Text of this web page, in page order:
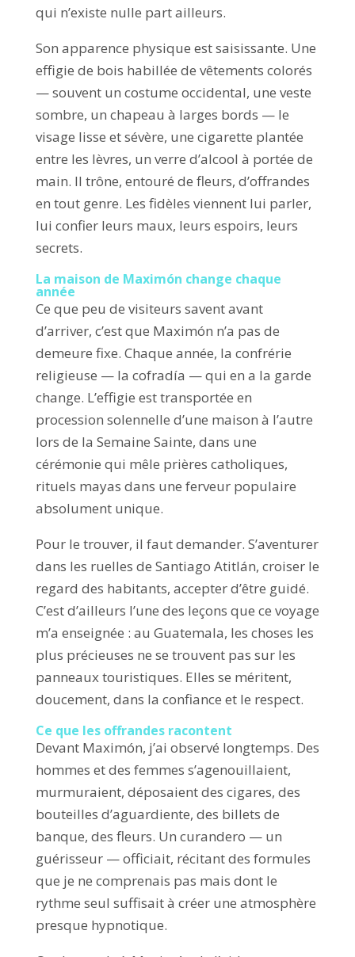
qui n’existe nulle part ailleurs.
Son apparence physique est saisissante. Une
effigie de bois habillée de vêtements colorés
— souvent un costume occidental, une veste
sombre, un chapeau à larges bords — le
visage lisse et sévère, une cigarette plantée
entre les lèvres, un verre d’alcool à portée de
main. Il trône, entouré de fleurs, d’offrandes
en tout genre. Les fidèles viennent lui parler,
lui confier leurs maux, leurs espoirs, leurs
secrets.
La maison de Maximón change chaque
année
Ce que peu de visiteurs savent avant
d’arriver, c’est que Maximón n’a pas de
demeure fixe. Chaque année, la confrérie
religieuse — la cofradía — qui en a la garde
change. L’effigie est transportée en
procession solennelle d’une maison à l’autre
lors de la Semaine Sainte, dans une
cérémonie qui mêle prières catholiques,
rituels mayas dans une ferveur populaire
absolument unique.
Pour le trouver, il faut demander. S’aventurer
dans les ruelles de Santiago Atitlán, croiser le
regard des habitants, accepter d’être guidé.
C’est d’ailleurs l’une des leçons que ce voyage
m’a enseignée : au Guatemala, les choses les
plus précieuses ne se trouvent pas sur les
panneaux touristiques. Elles se méritent,
doucement, dans la confiance et le respect.
Ce que les offrandes racontent
Devant Maximón, j’ai observé longtemps. Des
hommes et des femmes s’agenouillaient,
murmuraient, déposaient des cigares, des
bouteilles d’aguardiente, des billets de
banque, des fleurs. Un curandero — un
guérisseur — officiait, récitant des formules
que je ne comprenais pas mais dont le
rythme seul suffisait à créer une atmosphère
presque hypnotique.